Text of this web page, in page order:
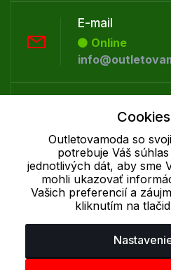
E-mail
Online
Offline
+421 277 270
Cookie - podrobné nastavenie|
osobných údajov
Cookies
Outletovamoda so
potrebuje Váš
jednotlivých dát, aby sme
mohli ukazovať
Vašich preferencií a
kliknutím na